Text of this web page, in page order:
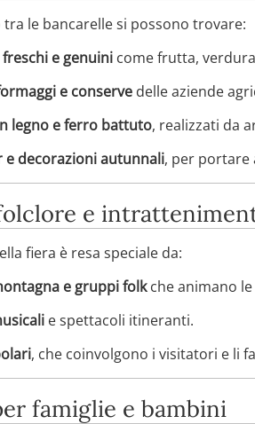
tra le bancarelle si possono trovare:
e genuini come frutta,
e conserve delle aziende
legno e ferro battuto, realizzati da
e decorazioni autunnali, per portare
e
fiera è resa speciale da:
e gruppi folkche animano le
e spettacoli itineranti.
, che coinvolgono i visitatori e li
famiglie e bambini